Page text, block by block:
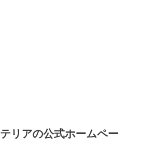
リアの公式ホームペー